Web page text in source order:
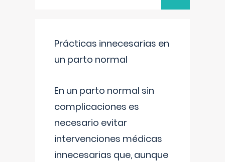
Prácticas innecesarias en
un parto normal
En un parto normal sin
complicaciones es
necesario evitar
intervenciones médicas
innecesarias que, aunque